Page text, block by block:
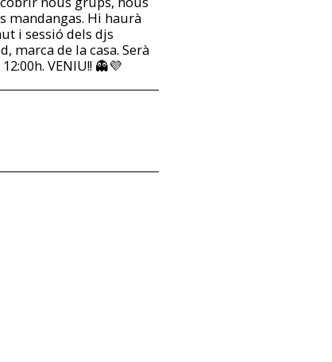
mandangas. Hi haurà
i sessió dels djs
marca de la casa. Serà
VENIU!! 👻💜